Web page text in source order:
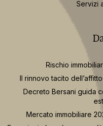
Servizi
Rischio
Il rinnovo tacito
Decreto Bersani guida
Mercato immobiliare